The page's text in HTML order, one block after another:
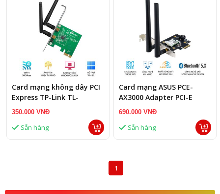
Card mạng không dây PCI
Express TP-Link TL-
WN881ND Wireless
350.000 VNĐ
Sẵn hàng
Card mạng ASUS PCE-
AX3000 Adapter PCI-E
AX3000 WiFi6
690.000 VNĐ
Sẵn hàng
1